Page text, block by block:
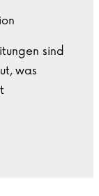
sind
was